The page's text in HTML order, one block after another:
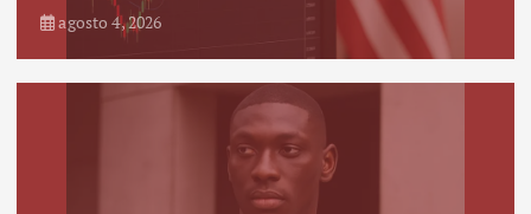
agosto 4, 2026